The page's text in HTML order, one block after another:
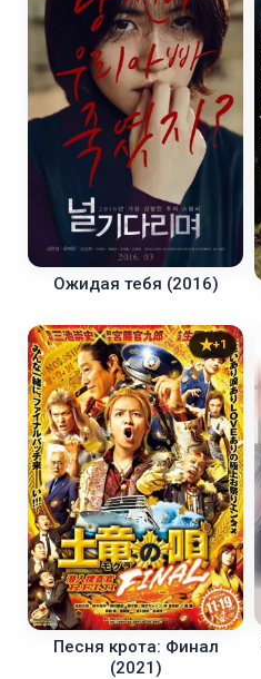
Ожидая тебя (2016)
+1
Песня крота: Финал
(2021)